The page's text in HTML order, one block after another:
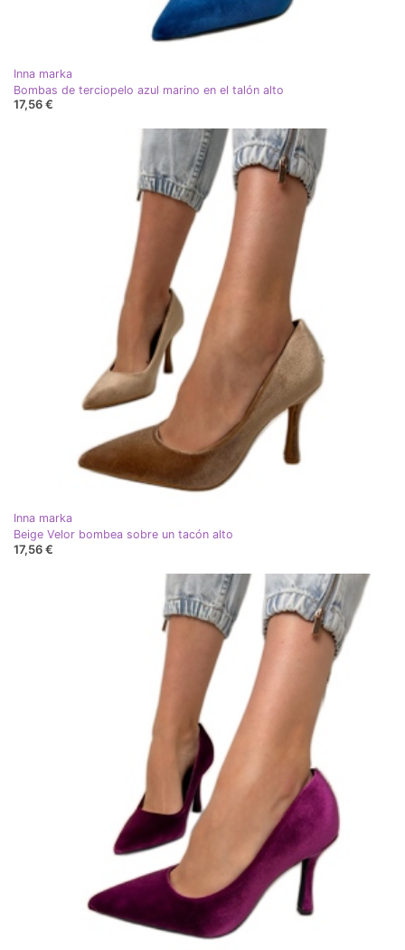
Inna marka
Bombas de terciopelo azul marino en el talón alto
17,56 €
Inna marka
Beige Velor bombea sobre un tacón alto
17,56 €